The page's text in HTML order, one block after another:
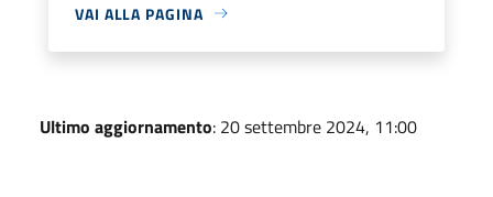
VAI ALLA PAGINA
Ultimo aggiornamento: 20 settembre 2024, 11:00